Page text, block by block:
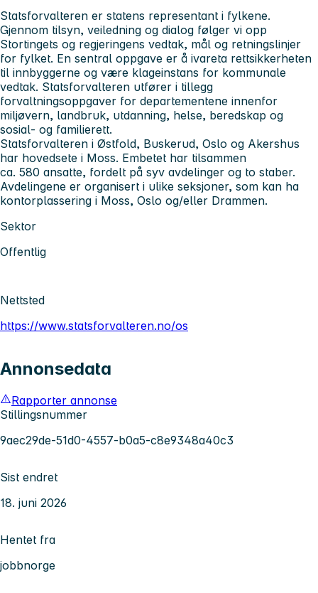
Statsforvalteren er statens representant i fylkene.
Gjennom tilsyn, veiledning og dialog følger vi opp
Stortingets og regjeringens vedtak, mål og retningslinjer
for fylket. En sentral oppgave er å ivareta rettsikkerheten
til innbyggerne og være klageinstans for kommunale
vedtak. Statsforvalteren utfører i tillegg
forvaltningsoppgaver for departementene innenfor
miljøvern, landbruk, utdanning, helse, beredskap og
sosial- og familierett.
Statsforvalteren i Østfold, Buskerud, Oslo og Akershus
har hovedsete i Moss. Embetet har tilsammen
ca. 580 ansatte, fordelt på syv avdelinger og to staber.
Avdelingene er organisert i ulike seksjoner, som kan ha
kontorplassering i Moss, Oslo og/eller Drammen.
Sektor
Offentlig
Nettsted
https://www.statsforvalteren.no/os
Annonsedata
Rapporter annonse
Stillingsnummer
9aec29de-51d0-4557-b0a5-c8e9348a40c3
Sist endret
18. juni 2026
Hentet fra
jobbnorge